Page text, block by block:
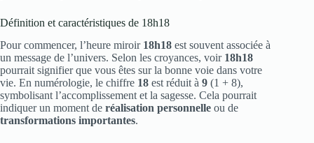
Définition et caractéristiques de 18h18
Pour commencer, l’heure miroir 18h18 est souvent associée à
un message de l’univers. Selon les croyances, voir 18h18
pourrait signifier que vous êtes sur la bonne voie dans votre
vie. En numérologie, le chiffre 18 est réduit à 9 (1 + 8),
symbolisant l’accomplissement et la sagesse. Cela pourrait
indiquer un moment de réalisation personnelle ou de
transformations importantes.